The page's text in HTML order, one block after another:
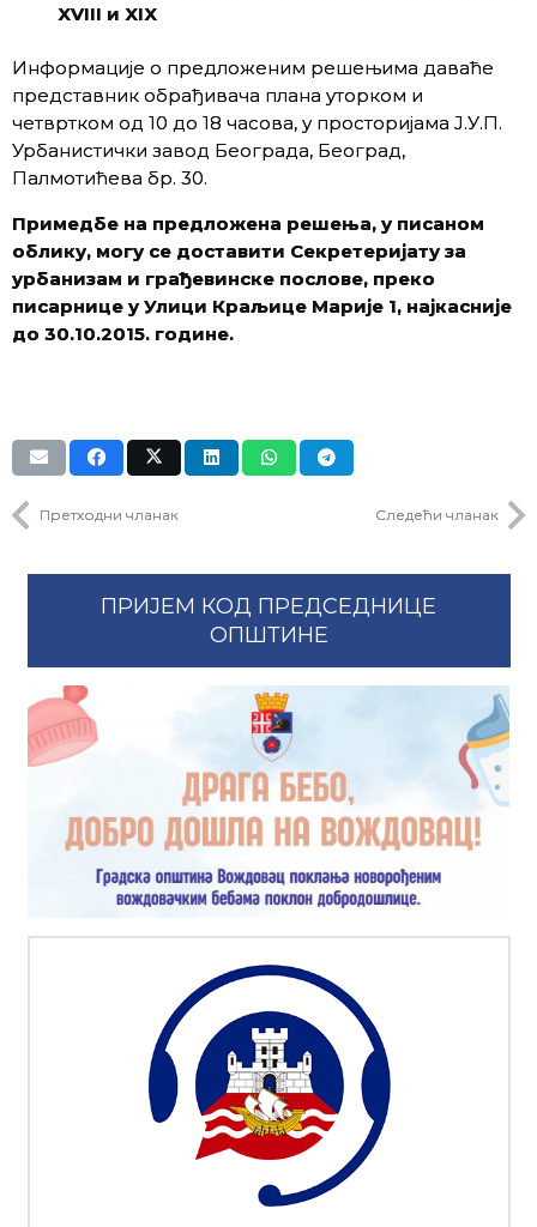
XVIII и XIX
Информације о предложеним решењима даваће
представник обрађивача плана уторком и
четвртком од 10 до 18 часова, у просторијама Ј.У.П.
Урбанистички завод Београда, Београд,
Палмотићева бр. 30.
Примедбе на предложена решења, у писаном
облику, могу се доставити Секретеријату за
урбанизам и грађевинске послове, преко
писарнице у Улици Краљице Марије 1, најкасније
до 30.10.2015. године.
Претходни чланак Следећи чланак
ПРИЈЕМ КОД ПРЕДСЕДНИЦЕ
ОПШТИНЕ